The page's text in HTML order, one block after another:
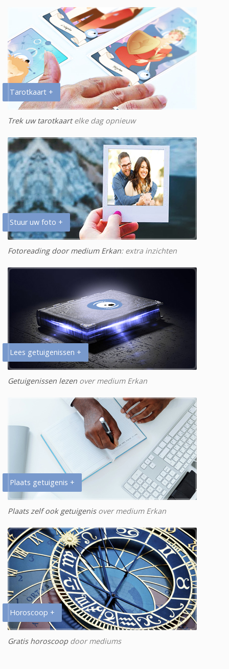
Tarotkaart +
Trek uw tarotkaartelke dag opnieuw
Stuur uw foto +
Fotoreading door medium Erkan: extra inzichten
Lees getuigenissen +
Getuigenissen lezen over medium Erkan
Plaats getuigenis +
Plaats zelf ook getuigenisover medium Erkan
Horoscoop +
Gratis horoscoopdoor mediums